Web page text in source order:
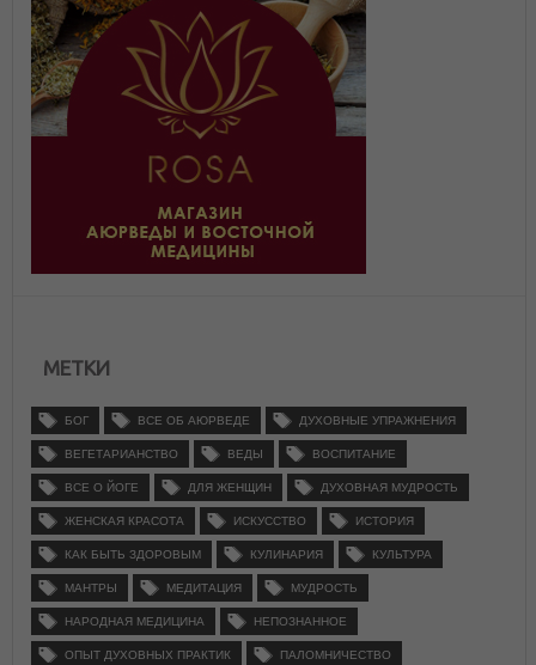
МЕТКИ
БОГ ВСЕ ОБ АЮРВЕДЕ ДУХОВНЫЕ УПРАЖНЕНИЯ
ВЕГЕТАРИАНСТВО ВЕДЫ ВОСПИТАНИЕ
ВСЕ О ЙОГЕ ДЛЯ ЖЕНЩИН ДУХОВНАЯ МУДРОСТЬ
ЖЕНСКАЯ КРАСОТА ИСКУССТВО ИСТОРИЯ
КАК БЫТЬ ЗДОРОВЫМ КУЛИНАРИЯ КУЛЬТУРА
МАНТРЫ МЕДИТАЦИЯ МУДРОСТЬ
НАРОДНАЯ МЕДИЦИНА НЕПОЗНАННОЕ
ОПЫТ ДУХОВНЫХ ПРАКТИК ПАЛОМНИЧЕСТВО